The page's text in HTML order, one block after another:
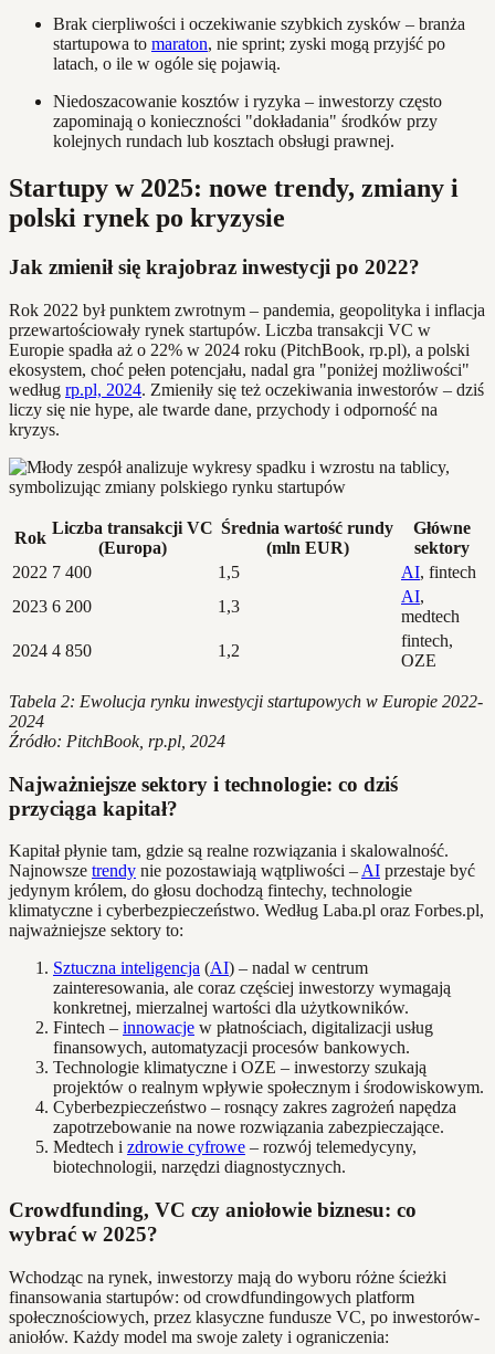
Brak cierpliwości i oczekiwanie szybkich zysków – branża
startupowa to maraton, nie sprint; zyski mogą przyjść po
latach, o ile w ogóle się pojawią.
Niedoszacowanie kosztów i ryzyka – inwestorzy często
zapominają o konieczności "dokładania" środków przy
kolejnych rundach lub kosztach obsługi prawnej.
Startupy w 2025: nowe trendy, zmiany i
polski rynek po kryzysie
Jak zmienił się krajobraz inwestycji po 2022?
Rok 2022 był punktem zwrotnym – pandemia, geopolityka i inflacja
przewartościowały rynek startupów. Liczba transakcji VC w
Europie spadła aż o 22% w 2024 roku (PitchBook, rp.pl), a polski
ekosystem, choć pełen potencjału, nadal gra "poniżej możliwości"
według rp.pl, 2024. Zmieniły się też oczekiwania inwestorów – dziś
liczy się nie hype, ale twarde dane, przychody i odporność na
kryzys.
Rok
Liczba transakcji VC
(Europa)
Średnia wartość rundy
(mln EUR)
Główne
sektory
2022 7 400 1,5 AI, fintech
2023 6 200 1,3
AI,
medtech
2024 4 850 1,2
fintech,
OZE
Tabela 2: Ewolucja rynku inwestycji startupowych w Europie 2022-
2024
Źródło: PitchBook, rp.pl, 2024
Najważniejsze sektory i technologie: co dziś
przyciąga kapitał?
Kapitał płynie tam, gdzie są realne rozwiązania i skalowalność.
Najnowsze trendy nie pozostawiają wątpliwości – AI przestaje być
jedynym królem, do głosu dochodzą fintechy, technologie
klimatyczne i cyberbezpieczeństwo. Według Laba.pl oraz Forbes.pl,
najważniejsze sektory to:
Sztuczna inteligencja (AI) – nadal w centrum
zainteresowania, ale coraz częściej inwestorzy wymagają
konkretnej, mierzalnej wartości dla użytkowników.
Fintech – innowacje w płatnościach, digitalizacji usług
finansowych, automatyzacji procesów bankowych.
Technologie klimatyczne i OZE – inwestorzy szukają
projektów o realnym wpływie społecznym i środowiskowym.
Cyberbezpieczeństwo – rosnący zakres zagrożeń napędza
zapotrzebowanie na nowe rozwiązania zabezpieczające.
Medtech i zdrowie cyfrowe – rozwój telemedycyny,
biotechnologii, narzędzi diagnostycznych.
Crowdfunding, VC czy aniołowie biznesu: co
wybrać w 2025?
Wchodząc na rynek, inwestorzy mają do wyboru różne ścieżki
finansowania startupów: od crowdfundingowych platform
społecznościowych, przez klasyczne fundusze VC, po inwestorów-
aniołów. Każdy model ma swoje zalety i ograniczenia: